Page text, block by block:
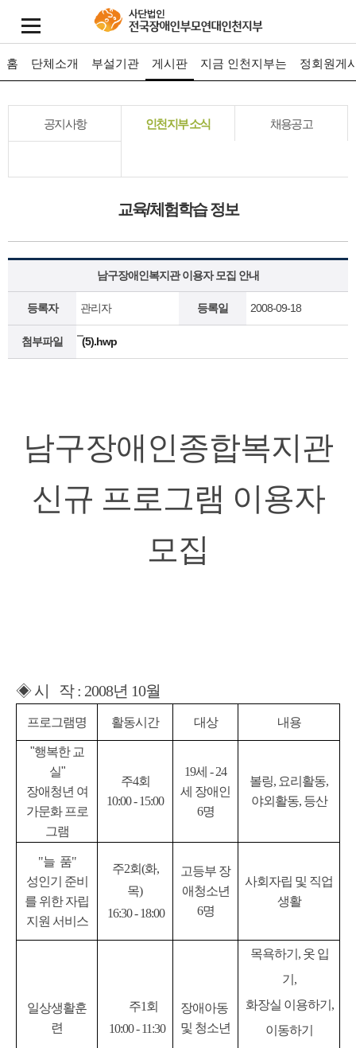
홈 단체소개 부설기관 게시판 지금 인천지부는 정회원게
공지사항 인천지부 소식 채용공고
교육/체험학습 정보
남구장애인복지관 이용자 모집 안내
등록자 관리자 등록일 2008-09-18
첨부파일 ̿ (5).hwp
남구장애인종합복지관
신규 프로그램 이용자
모집
◈ 시 작 : 2008년 10월
프로그램명 활동시간 대상 내용
"행복한 교
실"
장애청년 여
가문화 프로
그램
주4회
10:00 - 15:00
19세 - 24
세 장애인
6명
볼링, 요리활동,
야외활동, 등산
"늘 품"
성인기 준비
를 위한 자립
지원 서비스
주2회(화,
목)
16:30 - 18:00
고등부 장
애청소년
6명
사회자립 및 직업
생활
일상생활훈
련
주1회
10:00 - 11:30
장애아동
및 청소년
목욕하기, 옷 입
기,
화장실 이용하기,
이동하기